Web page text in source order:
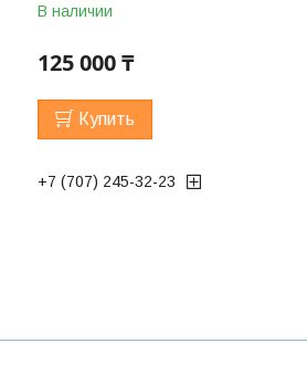
В наличии
125 000 ₸
Купить
+7 (707) 245-32-23